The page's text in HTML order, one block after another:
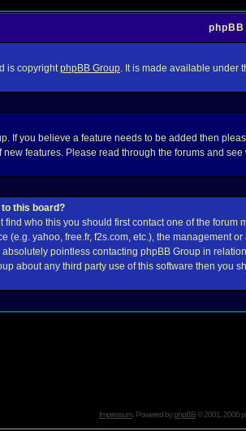
is copyrightphpBB Group. It is made available under
If you believe a feature needs to be added then
features. Please read through the forums and
this board?
who this you should first contact one of the
(e.g. yahoo, free.fr, f2s.com, etc.), the
pointless contacting phpBB Group in
about any third party use of this software then you
Impressum. Powered byphpBB© 2001, 2006